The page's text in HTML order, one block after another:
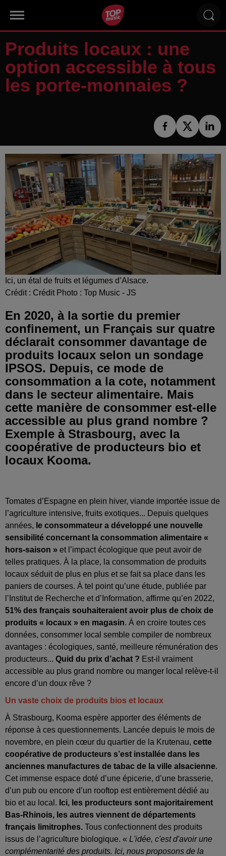
Produits locaux : une
option accessible à tous
les porte-monnaies ?
Ici, un étal de fruits et légumes d’Alsace.
Crédit : Crédit Photo : Top Music - JS
En 2020, à la sortie du premier
confinement, un Français sur quatre
déclarait consommer davantage de
produits locaux selon un sondage
IPSOS. Depuis, ce mode de
consommation a la cote, notamment
dans le secteur alimentaire. Mais
cette manière de consommer est-elle
accessible au plus grand nombre ?
Exemple à Strasbourg, avec la
coopérative de producteurs bio et
locaux Kooma.
Tomates d’Espagne en plein hiver, viande importée issue de
l’agriculture intensive, fruits exotiques... Depuis quelques
années, le consommateur a développé une nouvelle
sensibilité concernant la consommation alimentaire «
hors-saison » et l’impact écologique que peut avoir de
telles pratiques. À la place, la consommation de produits
locaux séduit de plus en plus et se fait sa place dans les
paniers de courses. À tel point qu’une étude, publiée par
l’Institut de Recherche et d’Information, affirme qu’en 2022,
51% des français souhaiteraient avoir plus de choix de
produits « locaux » en magasin. À en croire toutes ces
données, consommer local semble compiler de nombreux
avantages : écologiques, santé, meilleure rémunération des
producteurs... Quid du prix d’achat ? Est-il vraiment
accessible au plus grand nombre ou manger local relève-t-il
encore d’un doux rêve ?
Un vaste choix de produits bios et locaux
À Strasbourg, Kooma espère apporter des éléments de
réponse à ces questionnements. Lancée depuis le mois de
novembre, en plein cœur du quartier de la Krutenau, cette
coopérative de producteurs s’est installée dans les
anciennes manufactures de tabac de la ville alsacienne.
Cet immense espace doté d’une épicerie, d’une brasserie,
d’un pub ou encore d’un rooftop est entièrement dédié au
bio et au local. Ici, les producteurs sont majoritairement
Bas-Rhinois, les autres viennent de départements
français limitrophes. Tous confectionnent des produits
issus de l’agriculture biologique. « L'idée, c'est d'avoir une
complémentarité des produits. Ici, nous proposons de la